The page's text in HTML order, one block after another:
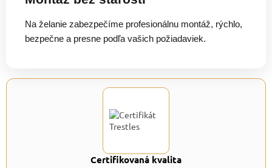
Na želanie zabezpečíme profesionálnu montáž, rýchlo,
bezpečne a presne podľa vašich požiadaviek.
Certifikovaná kvalita